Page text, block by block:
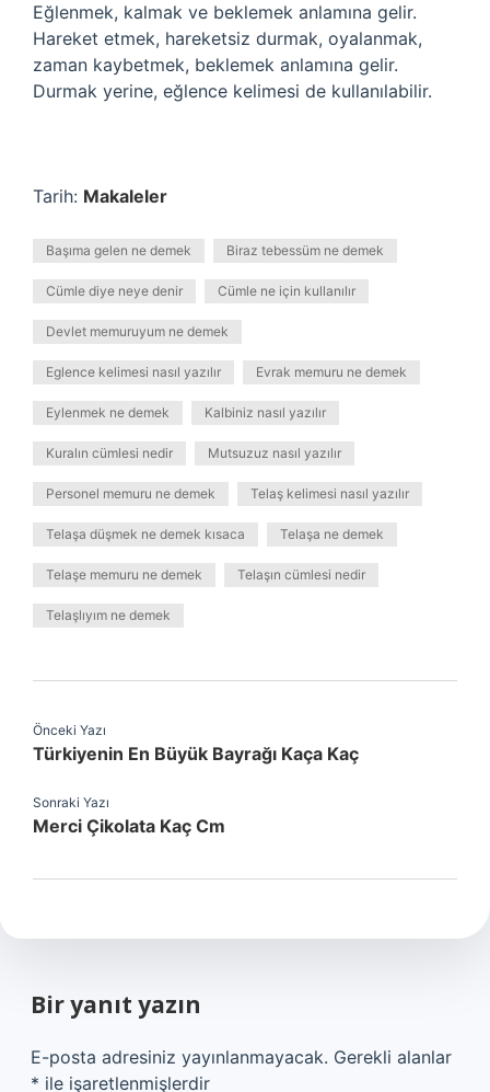
Eğlenmek, kalmak ve beklemek anlamına gelir.
Hareket etmek, hareketsiz durmak, oyalanmak,
zaman kaybetmek, beklemek anlamına gelir.
Durmak yerine, eğlence kelimesi de kullanılabilir.
Tarih: Makaleler
Başıma gelen ne demek Biraz tebessüm ne demek
Cümle diye neye denir Cümle ne için kullanılır
Devlet memuruyum ne demek
Eglence kelimesi nasıl yazılır Evrak memuru ne demek
Eylenmek ne demek Kalbiniz nasıl yazılır
Kuralın cümlesi nedir Mutsuzuz nasıl yazılır
Personel memuru ne demek Telaş kelimesi nasıl yazılır
Telaşa düşmek ne demek kısaca Telaşa ne demek
Telaşe memuru ne demek Telaşın cümlesi nedir
Telaşlıyım ne demek
Önceki Yazı
Türkiyenin En Büyük Bayrağı Kaça Kaç
Sonraki Yazı
Merci Çikolata Kaç Cm
Bir yanıt yazın
E-posta adresiniz yayınlanmayacak. Gerekli alanlar
* ile işaretlenmişlerdir